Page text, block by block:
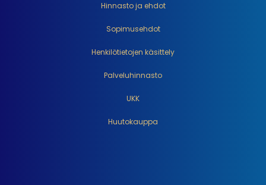
Hinnasto ja ehdot
Sopimusehdot
Henkilötietojen käsittely
Palveluhinnasto
UKK
Huutokauppa